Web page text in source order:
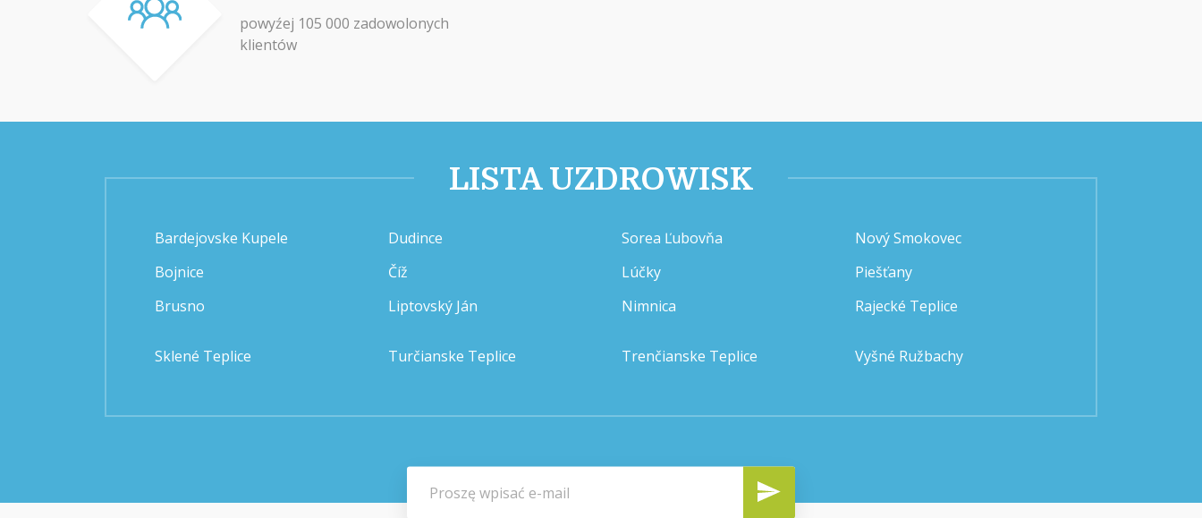
powyźej 105 000 zadowolonych
klientów
LISTA UZDROWISK
Bardejovske Kupele
Bojnice
Brusno
Dudince
Číž
Liptovský Ján
Sorea Ľubovňa
Lúčky
Nimnica
Nový Smokovec
Piešťany
Rajecké Teplice
Sklené Teplice Turčianske Teplice Trenčianske Teplice Vyšné Ružbachy